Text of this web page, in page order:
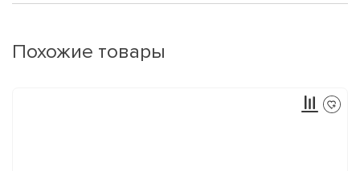
Похожие товары